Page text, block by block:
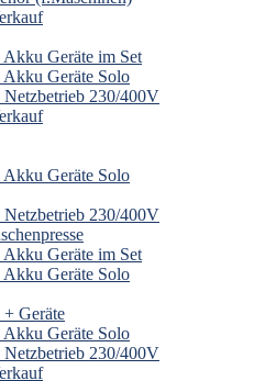
Akku Geräte im Set
Akku Geräte Solo
Netzbetrieb 230/400V
Akku Geräte Solo
Netzbetrieb 230/400V
Akku Geräte im Set
Akku Geräte Solo
Geräte
Akku Geräte Solo
Netzbetrieb 230/400V